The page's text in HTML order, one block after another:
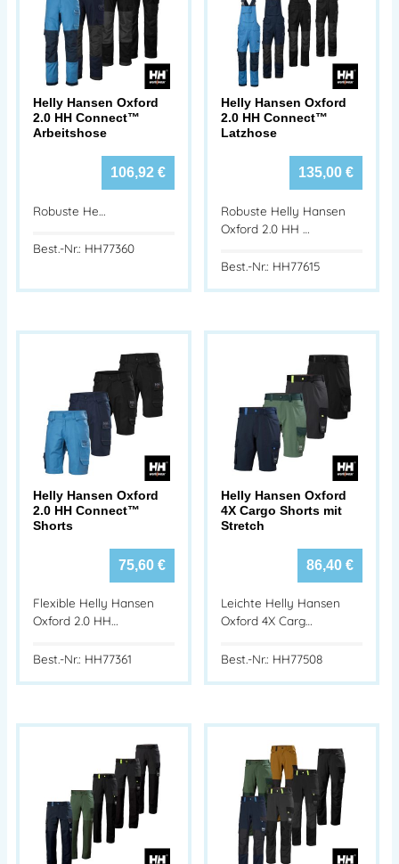
Helly Hansen Oxford
2.0 HH Connect™
Arbeitshose
106,92 €
Robuste He…
Best.-Nr.: HH77360
Helly Hansen Oxford
2.0 HH Connect™
Latzhose
135,00 €
Robuste Helly Hansen
Oxford 2.0 HH …
Best.-Nr.: HH77615
Helly Hansen Oxford
2.0 HH Connect™
Shorts
75,60 €
Flexible Helly Hansen
Oxford 2.0 HH…
Best.-Nr.: HH77361
Helly Hansen Oxford
4X Cargo Shorts mit
Stretch
86,40 €
Leichte Helly Hansen
Oxford 4X Carg…
Best.-Nr.: HH77508